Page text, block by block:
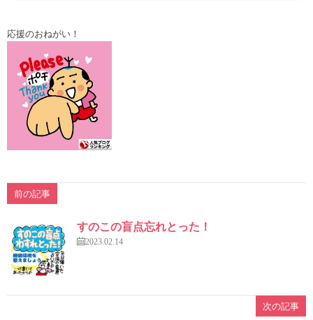
応援のおねがい！
前の記事
すのこの盲点忘れとった！
2023.02.14
次の記事